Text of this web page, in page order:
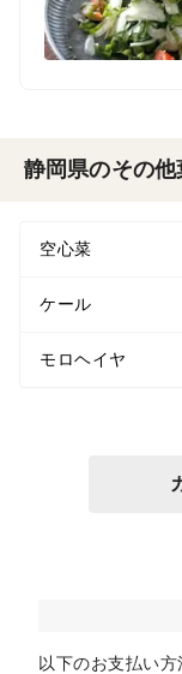
静岡県のその
空心菜
ケール
モロヘイヤ
以下のお支払い